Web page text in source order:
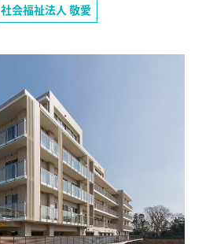
社会福祉法人 敬愛